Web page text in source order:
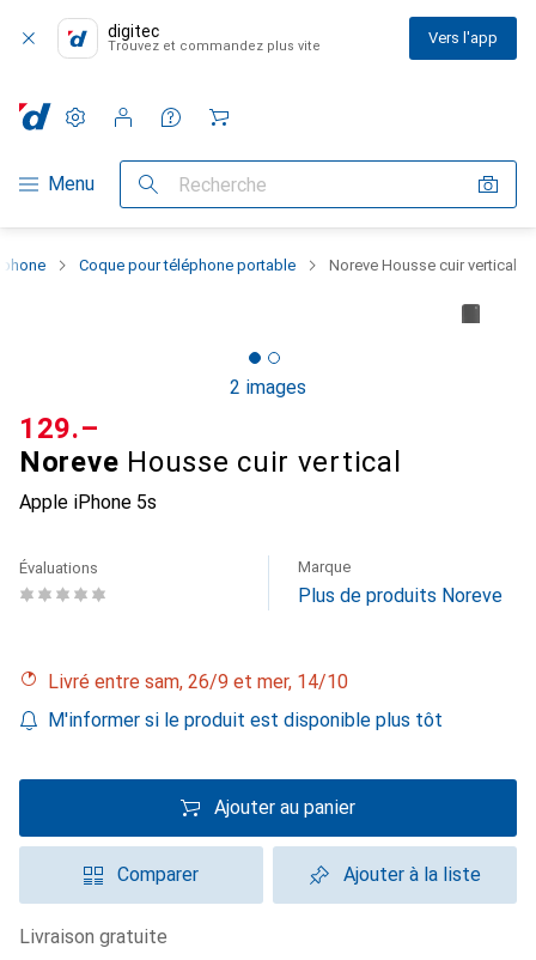
digitec
Trouvez et commandez plus vite Vers l'app
Navigation par catégorie
Menu Recherche
Paramètres
Compte client
Listes de comparaison
Listes d'envies
Panier
Coque pour téléphone portable Noreve Housse cuir vertical
2 images
Noreve Housse cuir vertical
Apple iPhone 5s
CHF
129.–
Évaluations Marque
Plus de produits Noreve
Livré entre sam, 26/9 et mer, 14/10
M'informer si le produit est disponible plus tôt
Ajouter au panier
Comparer Ajouter à la liste
livraison gratuite